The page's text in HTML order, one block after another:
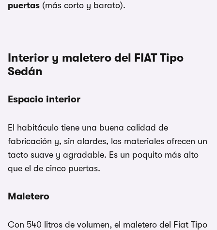
puertas (más corto y barato).
Interior y maletero del FIAT Tipo
Sedán
Espacio interior
El habitáculo tiene una buena calidad de
fabricación y, sin alardes, los materiales ofrecen un
tacto suave y agradable. Es un poquito más alto
que el de cinco puertas.
Maletero
Con 540 litros de volumen, el maletero del Fiat Tipo